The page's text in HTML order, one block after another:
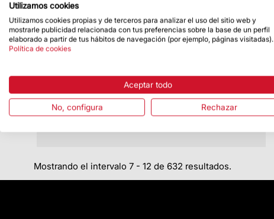
Fecha de publicación 10/07/26
La Sagrada Familia participa en unas
La participación de la Sagrada Familia
tuvo lugar el 9 de julio
Mostrando el intervalo 7 - 12 de 632 resultados.
Utilizamos cookies
Utilizamos cookies propias y de terceros para analizar el uso del sitio web y
mostrarle publicidad relacionada con tus preferencias sobre la base de un perfil
elaborado a partir de tus hábitos de navegación (por ejemplo, páginas visitadas).
Política de cookies
Aceptar todo
No, configura Rechazar